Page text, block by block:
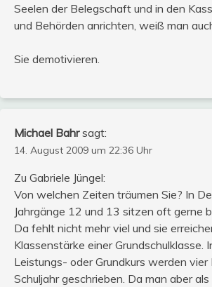
Seelen der Belegschaft und in den
und Behörden anrichten, weiß man
Sie demotivieren.
Michael Bahr sagt:
14. August 2009 um 22:36 Uhr
Zu Gabriele Jüngel:
Von welchen Zeiten träumen Sie? In
Jahrgänge 12 und 13 sitzen oft gerne
Da fehlt nicht mehr viel und sie
Klassenstärke einer Grundschulklasse.
Leistungs- oder Grundkurs werden vier
Schuljahr geschrieben. Da man aber